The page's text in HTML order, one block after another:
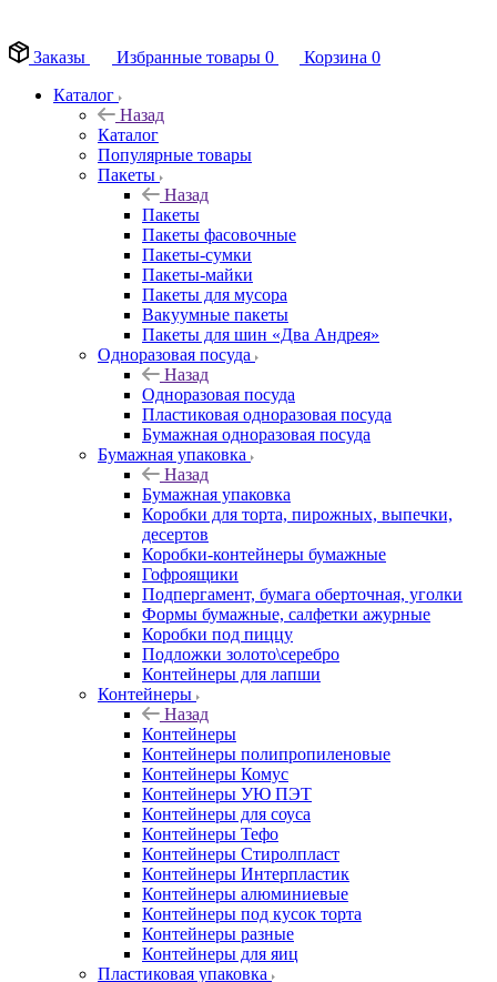
Заказы
Избранные товары 0 Корзина 0
Каталог
Назад
Каталог
Популярные товары
Пакеты
Назад
Пакеты
Пакеты фасовочные
Пакеты-сумки
Пакеты-майки
Пакеты для мусора
Вакуумные пакеты
Пакеты для шин «Два Андрея»
Одноразовая посуда
Назад
Одноразовая посуда
Пластиковая одноразовая посуда
Бумажная одноразовая посуда
Бумажная упаковка
Назад
Бумажная упаковка
Коробки для торта, пирожных, выпечки,
десертов
Коробки-контейнеры бумажные
Гофроящики
Подпергамент, бумага оберточная, уголки
Формы бумажные, салфетки ажурные
Коробки под пиццу
Подложки золото\серебро
Контейнеры для лапши
Контейнеры
Назад
Контейнеры
Контейнеры полипропиленовые
Контейнеры Комус
Контейнеры УЮ ПЭТ
Контейнеры для соуса
Контейнеры Тефо
Контейнеры Стиролпласт
Контейнеры Интерпластик
Контейнеры алюминиевые
Контейнеры под кусок торта
Контейнеры разные
Контейнеры для яиц
Пластиковая упаковка